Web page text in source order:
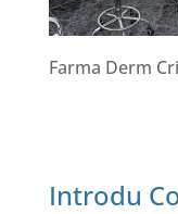
Farma Derm
Introdu